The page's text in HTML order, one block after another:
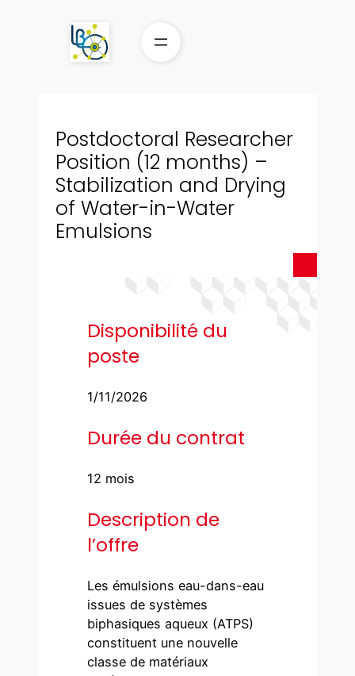
Postdoctoral Researcher
Position (12 months) –
Stabilization and Drying
of Water-in-Water
Emulsions
Disponibilité du
poste
1/11/2026
Durée du contrat
12 mois
Description de
l’offre
Les émulsions eau-dans-eau
issues de systèmes
biphasiques aqueux (ATPS)
constituent une nouvelle
classe de matériaux